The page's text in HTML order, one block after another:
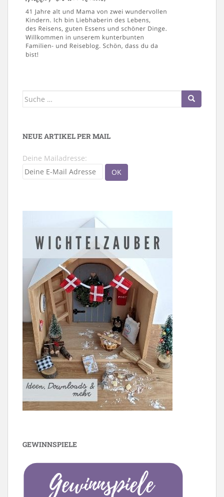
Suche
NEUE ARTIKEL PER MAIL
Deine Mailadresse:
GEWINNSPIELE